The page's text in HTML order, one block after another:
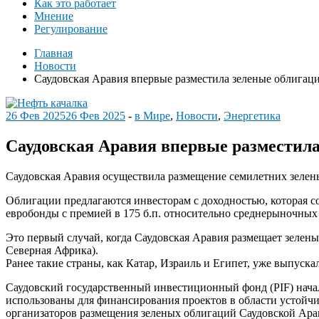
Как это работает
Мнение
Регулирование
Главная
Новости
Саудовская Аравия впервые разместила зеленые
26 Фев 202526 Фев 2025 - в Мире, Новости, Энергетика
Саудовская Аравия впервые
Саудовская Аравия осуществила размещение семилетних
Облигации предлагаются инвесторам с доходностью, которая
евробонды с премией в 175 б.п. относительно
Это первый случай, когда Саудовская Аравия размещает
Северная Африка).
Ранее такие страны, как Катар, Израиль и Египет, уже
Саудовский государственный инвестиционный фонд (PIF)
использованы для финансирования проектов в области
организаторов размещения зеленых облигаций Саудовской